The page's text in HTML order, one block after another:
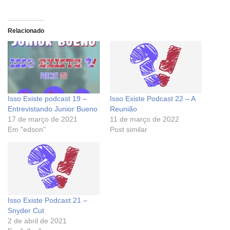
Relacionado
Isso Existe podcast 19 –
Entrevistando Junior Bueno
17 de março de 2021
Em "edson"
Isso Existe Podcast 22 – A
Reunião
11 de março de 2022
Post similar
Isso Existe Podcast 21 –
Snyder Cut
2 de abril de 2021